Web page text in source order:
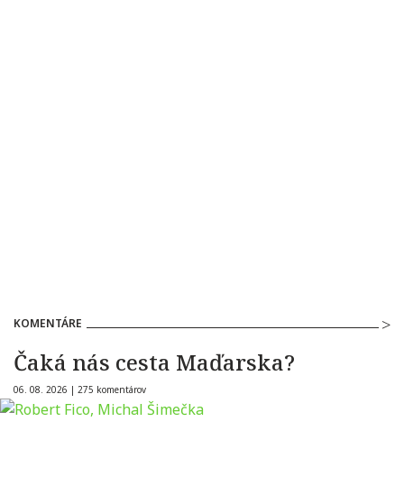
KOMENTÁRE
Čaká nás cesta Maďarska?
06. 08. 2026 | 275 komentárov